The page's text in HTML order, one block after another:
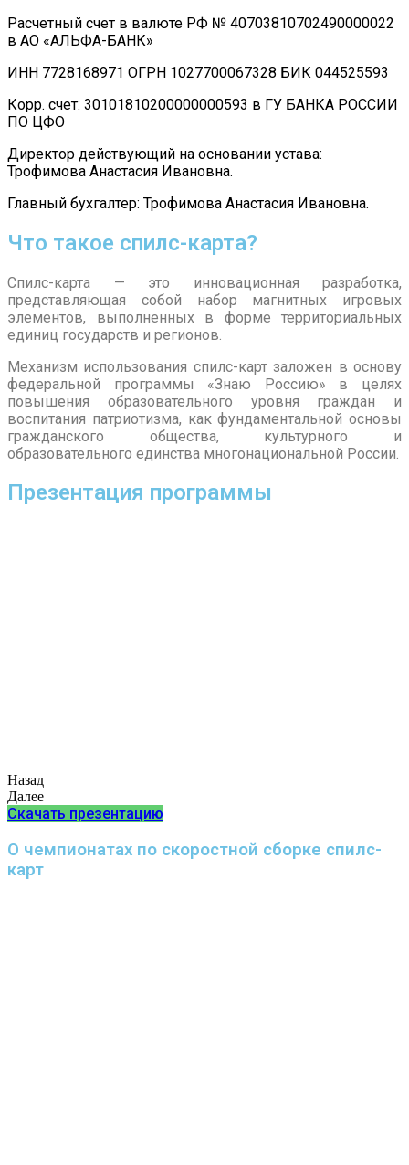
Расчетный счет в валюте РФ № 40703810702490000022
в АО «АЛЬФА-БАНК»
ИНН 7728168971 ОГРН 1027700067328 БИК 044525593
Корр. счет: 30101810200000000593 в ГУ БАНКА РОССИИ
ПО ЦФО
Директор действующий на основании устава:
Трофимова Анастасия Ивановна.
Главный бухгалтер: Трофимова Анастасия Ивановна.
Что такое спилс-карта?
Спилс-карта — это инновационная разработка,
представляющая собой набор магнитных игровых
элементов, выполненных в форме территориальных
единиц государств и регионов.
Механизм использования спилс-карт заложен в основу
федеральной программы «Знаю Россию» в целях
повышения образовательного уровня граждан и
воспитания патриотизма, как фундаментальной основы
гражданского общества, культурного и
образовательного единства многонациональной России.
Презентация программы
Назад
Далее
Скачать презентацию
О чемпионатах по скоростной сборке спилс-
карт